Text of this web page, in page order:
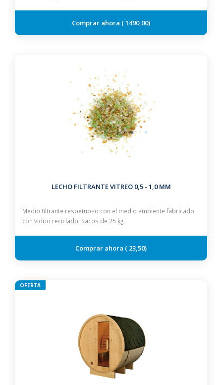
1490,00
LECHO FILTRANTE VITREO 0,5 - 1,0 MM
Medio filtrante respetuoso con el medio ambiente fabricado
con vidrio reciclado. Sacos de 25 kg.
23,50
OFERTA